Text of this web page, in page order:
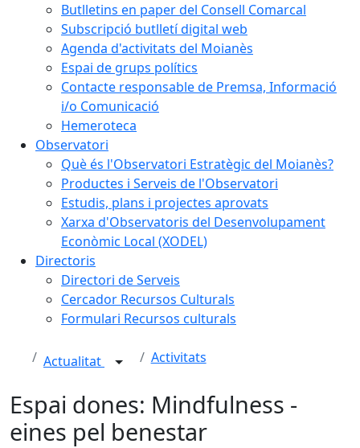
Butlletins en paper del Consell Comarcal
Subscripció butlletí digital web
Agenda d'activitats del Moianès
Espai de grups polítics
Contacte responsable de Premsa, Informació
i/o Comunicació
Hemeroteca
Observatori
Què és l'Observatori Estratègic del Moianès?
Productes i Serveis de l'Observatori
Estudis, plans i projectes aprovats
Xarxa d'Observatoris del Desenvolupament
Econòmic Local (XODEL)
Directoris
Directori de Serveis
Cercador Recursos Culturals
Formulari Recursos culturals
Actualitat Activitats
Espai dones: Mindfulness -
eines pel benestar